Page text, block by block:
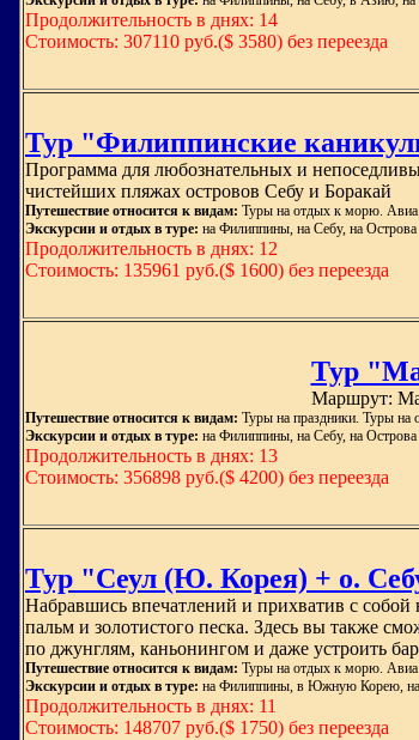
Продолжительность в днях: 14
Стоимость: 307110 руб.($ 3580) без переезда
Тур "Филиппинские
Программа для любознательных и
чистейших пляжах островов Себу и Боракай
Путешествие относится к видам: Туры на отдых к морю.
Экскурсии и отдых в туре: на Филиппины, на Себу, на Острова
Продолжительность в днях: 12
Стоимость: 135961 руб.($ 1600) без переезда
Тур
Маршрут:
Путешествие относится к видам: Туры на праздники. Туры
Экскурсии и отдых в туре: на Филиппины, на Себу, на Острова
Продолжительность в днях: 13
Стоимость: 356898 руб.($ 4200) без переезда
Тур "Сеул (Ю. Корея) + о.
Набравшись впечатлений и прихватив с
пальм и золотистого песка. Здесь вы также
по джунглям, каньонингом и даже устроить
Путешествие относится к видам: Туры на отдых к морю.
Экскурсии и отдых в туре: на Филиппины, в Южную Корею, на
Продолжительность в днях: 11
Стоимость: 148707 руб.($ 1750) без переезда